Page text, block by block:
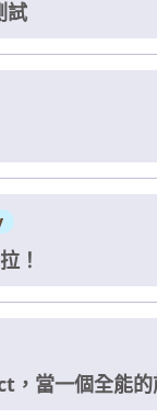
試
！
，當一個全能的